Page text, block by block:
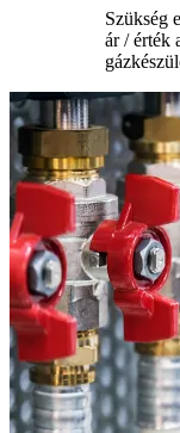
Szükség
ár / érték